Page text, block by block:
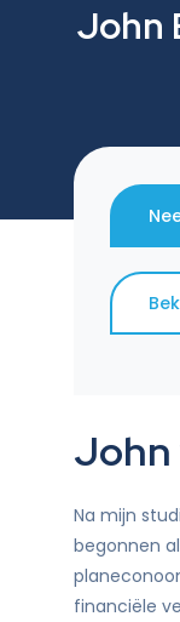
John
Na mijn
begonnen
financiële